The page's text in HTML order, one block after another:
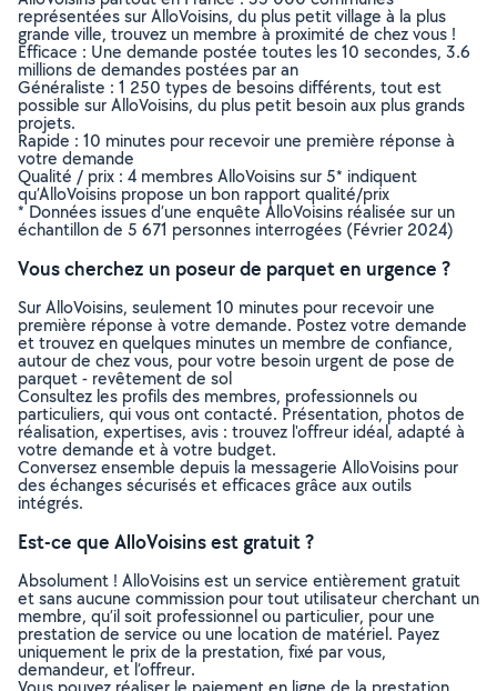
représentées sur AlloVoisins, du plus petit village à la plus
grande ville, trouvez un membre à proximité de chez vous !
Efficace : Une demande postée toutes les 10 secondes, 3.6
millions de demandes postées par an
Généraliste : 1 250 types de besoins différents, tout est
possible sur AlloVoisins, du plus petit besoin aux plus grands
projets.
Rapide : 10 minutes pour recevoir une première réponse à
votre demande
Qualité / prix : 4 membres AlloVoisins sur 5* indiquent
qu’AlloVoisins propose un bon rapport qualité/prix
* Données issues d’une enquête AlloVoisins réalisée sur un
échantillon de 5 671 personnes interrogées (Février 2024)
Vous cherchez un poseur de parquet en urgence ?
Sur AlloVoisins, seulement 10 minutes pour recevoir une
première réponse à votre demande. Postez votre demande
et trouvez en quelques minutes un membre de confiance,
autour de chez vous, pour votre besoin urgent de pose de
parquet - revêtement de sol
Consultez les profils des membres, professionnels ou
particuliers, qui vous ont contacté. Présentation, photos de
réalisation, expertises, avis : trouvez l'offreur idéal, adapté à
votre demande et à votre budget.
Conversez ensemble depuis la messagerie AlloVoisins pour
des échanges sécurisés et efficaces grâce aux outils
intégrés.
Est-ce que AlloVoisins est gratuit ?
Absolument ! AlloVoisins est un service entièrement gratuit
et sans aucune commission pour tout utilisateur cherchant un
membre, qu’il soit professionnel ou particulier, pour une
prestation de service ou une location de matériel. Payez
uniquement le prix de la prestation, fixé par vous,
demandeur, et l’offreur.